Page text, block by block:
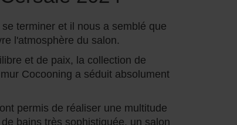
terminer et il nous a semblé que
l'atmosphère du salon.
et de paix, la collection de
Cocooning a séduit absolument
permis de réaliser une multitude
bains très sophistiquée, un salon